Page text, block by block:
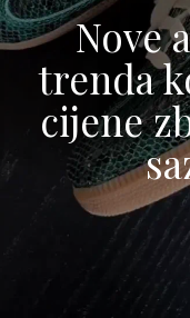
Nove
trenda
cijene